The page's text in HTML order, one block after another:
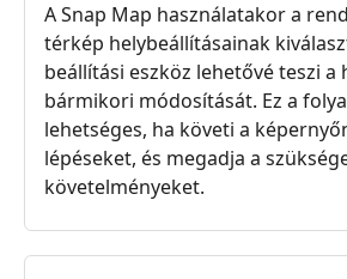
A Snap Map használatakor a
térkép helybeállításainak
beállítási eszköz lehetővé teszi a
bármikori módosítását. Ez a
lehetséges, ha követi a
lépéseket, és megadja a
követelményeket.